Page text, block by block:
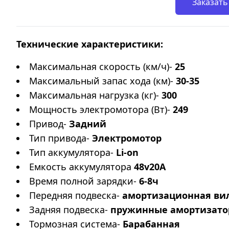
Технические характеристики:
Максимальная скорость (км/ч)- 25
Максимальный запас хода (км)- 30-35
Максимальная нагрузка (кг)- 300
Мощность электромотора (Вт)- 249
Привод- Задний
Тип привода- Электромотор
Тип аккумулятора- Li-on
Емкость аккумулятора 48v20A
Время полной зарядки- 6-8ч
Передняя подвеска- амортизационная
Задняя подвеска- пружинные
Тормозная система- Барабанная